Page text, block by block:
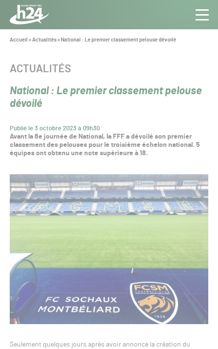
Panneau de gestion des cookies
Aller au contenu
Toute
l’info
Pro
Vous
Accueil >Actualités> National : Le premier classement pelouse dévoilé
National : Le premier classement pelouse
dévoilé
Publié le 3 octobre 2023 à 09h30
CATÉGORIE :
ACTUALITÉS
Avant la 8e journée de National, la FFF a dévoilé son premier
classement des pelouses pour le troisième échelon national. 5
équipes ont obtenu une note supérieure à 18.
Seulement quelques jours après avoir annoncé la création du